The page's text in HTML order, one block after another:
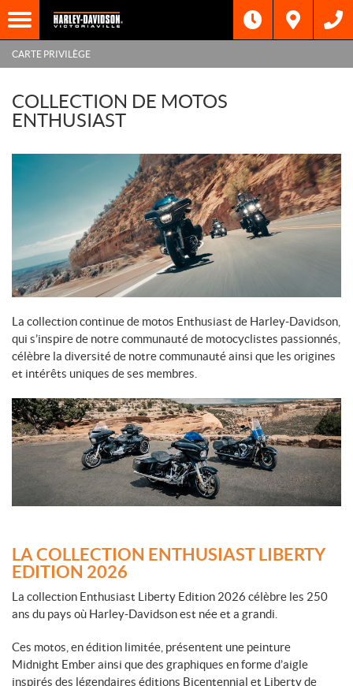
CARTE PRIVILÈGE
COLLECTION DE MOTOS
ENTHUSIAST
La collection continue de motos Enthusiast de Harley-Davidson,
qui s’inspire de notre communauté de motocyclistes passionnés,
célèbre la diversité de notre communauté ainsi que les origines
et intérêts uniques de ses membres.
LA COLLECTION ENTHUSIAST LIBERTY
EDITION 2026
La collection Enthusiast Liberty Edition 2026 célèbre les 250
ans du pays où Harley-Davidson est née et a grandi.
Ces motos, en édition limitée, présentent une peinture
Midnight Ember ainsi que des graphiques en forme d’aigle
inspirés des légendaires éditions Bicentennial et Liberty de